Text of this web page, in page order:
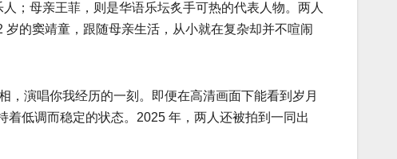
；母亲王菲，则是华语乐坛炙手可热的代表人物。两人
的窦靖童，跟随母亲生活，从小就在复杂却并不喧闹
，演唱你我经历的一刻。即便在高清画面下能看到岁月
低调而稳定的状态。2025 年，两人还被拍到一同出